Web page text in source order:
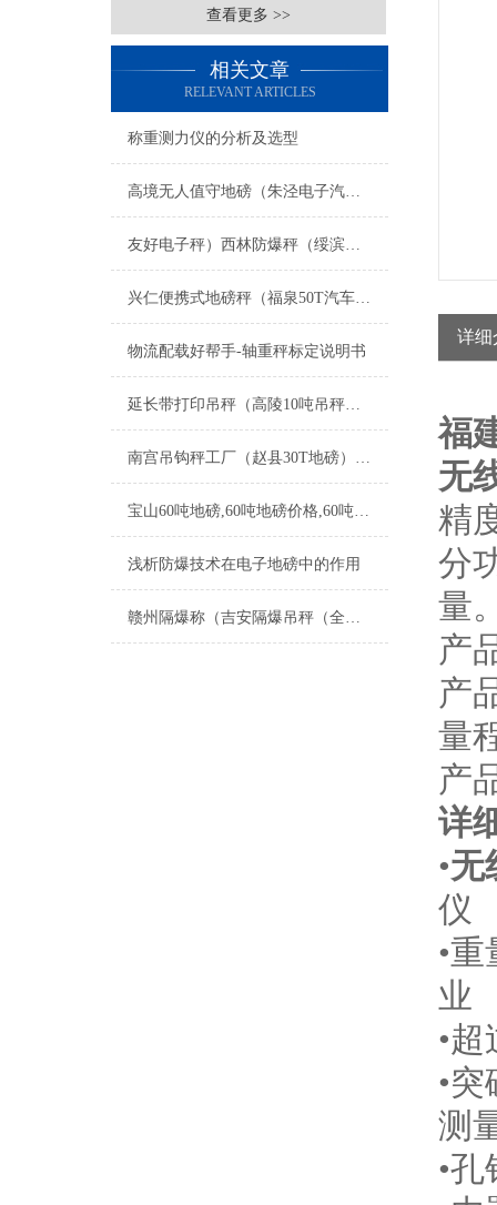
查看更多 >>
相关文章
RELEVANT ARTICLES
称重测力仪的分析及选型
高境无人值守地磅（朱泾电子汽车衡）颛桥无人值守汽车衡维修
友好电子秤）西林防爆秤（绥滨称重模块）恒山电子秤（滴道防爆秤维修
兴仁便携式地磅秤（福泉50T汽车衡）思南20T地磅）剑河50T吊秤维修
物流配载好帮手-轴重秤标定说明书
延长带打印吊秤（高陵10吨吊秤）盐湖3吨地磅）靖边高精度地磅维修
南宫吊钩秤工厂（赵县30T地磅）昌黎100T吊秤）房山20吨汽车衡维修
宝山60吨地磅,60吨地磅价格,60吨地磅多少钱
浅析防爆技术在电子地磅中的作用
赣州隔爆称（吉安隔爆吊秤（全南隔爆磅称）吉水隔爆桌称）新干隔爆地磅维修
详细
福
无
精
分
量
产
产
量
产
详
•无
仪
•
业
•
•
测
•